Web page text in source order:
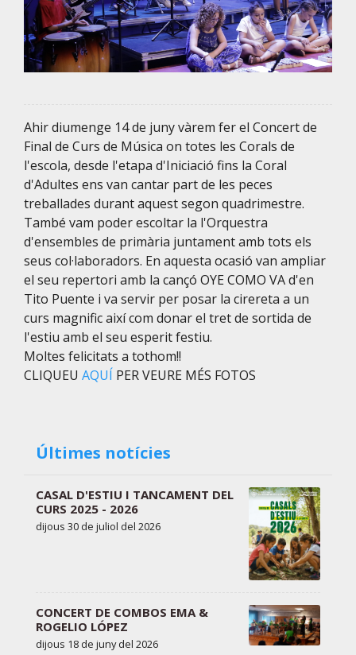
Ahir diumenge 14 de juny vàrem fer el Concert de
Final de Curs de Música on totes les Corals de
l'escola, desde l'etapa d'Iniciació fins la Coral
d'Adultes ens van cantar part de les peces
treballades durant aquest segon quadrimestre.
També vam poder escoltar la l'Orquestra
d'ensembles de primària juntament amb tots els
seus col·laboradors. En aquesta ocasió van ampliar
el seu repertori amb la cançó OYE COMO VA d'en
Tito Puente i va servir per posar la cirereta a un
curs magnific així com donar el tret de sortida de
l'estiu amb el seu esperit festiu.
Moltes felicitats a tothom!!
CLIQUEU AQUÍ PER VEURE MÉS FOTOS
Últimes notícies
CASAL D'ESTIU I TANCAMENT DEL
CURS 2025 - 2026
dijous 30 de juliol del 2026
CONCERT DE COMBOS EMA &
ROGELIO LÓPEZ
dijous 18 de juny del 2026